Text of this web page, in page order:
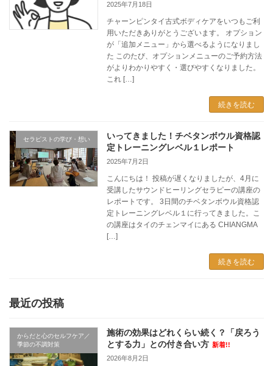
2025年7月18日
チャーンピンタイ古式ボディケアをいつもご利
用いただきありがとうございます。 オプション
が「追加メニュー」から選べるようになりまし
た このたび、オプションメニューのご予約方法
がよりわかりやすく・選びやすくなりました。
これ […]
続きを読む
セラピストの学び・想い
いってきました！チベタンボウル資格認
定トレーニングレベル１レポート
2025年7月2日
こんにちは！ 投稿が遅くなりましたが、4月に
受講したサウンドヒーリングセラピーの講座の
レポートです。 3日間のチベタンボウル資格認
定トレーニングレベル１に行ってきました。こ
の講座はタイのチェンマイにある CHIANGMA
[…]
続きを読む
最近の投稿
からだと心のセルフケア／
季節の不調対策
施術の効果はどれくらい続く？「戻ろう
とする力」との付き合い方 新着!!
2026年8月2日